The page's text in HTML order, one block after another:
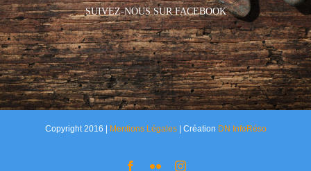
SUIVEZ-NOUS SUR FACEBOOK
Copyright 2016 | Mentions Légales| Création DN InfoRéso
Facebook
FlickrInstagram